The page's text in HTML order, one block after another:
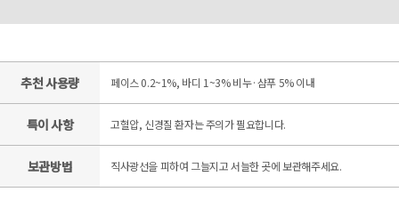
추천 사용량 페이스 0.2~1%, 바디 1~3% 비누·샴푸 5% 이내
특이 사항 고혈압, 신경질 환자는 주의가 필요합니다.
보관방법 직사광선을 피하여 그늘지고 서늘한 곳에 보관해주세요.